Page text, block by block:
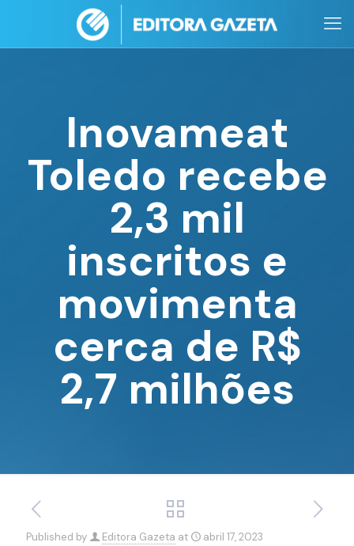
Inovameat
Toledo recebe
2,3 mil
inscritos e
movimenta
cerca de R$
2,7 milhões
Published by Editora Gazeta at abril 17, 2023